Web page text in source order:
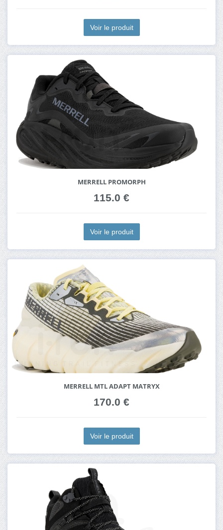
Voir le produit
MERRELL PROMORPH
115.0 €
Voir le produit
MERRELL MTL ADAPT MATRYX
170.0 €
Voir le produit